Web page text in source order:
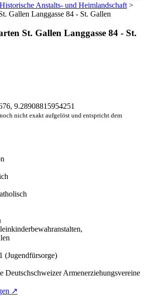
Historische Anstalts- und Heimlandschaft >
Gallen Langgasse 84 - St. Gallen
St. Gallen Langgasse 84 - St.
9.28908815954251
nicht exakt aufgelöst und entspricht dem
(Jugendfürsorge)
Deutschschweizer Armenerziehungsvereine
↗